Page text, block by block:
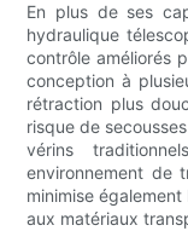
En plus de ses
hydraulique
contrôle améliorés
conception à
rétraction plus
risque de
vérins
environnement de
minimise
aux matériaux